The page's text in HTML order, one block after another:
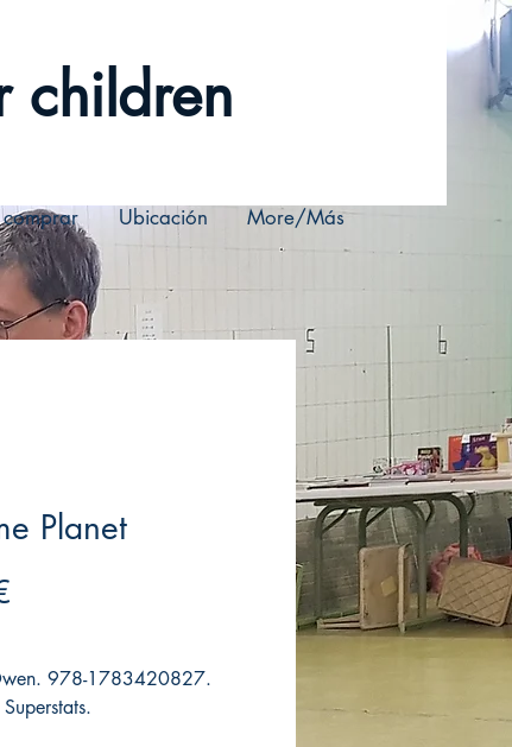
children
Ubicación More/Más
Planet
978-1783420827.